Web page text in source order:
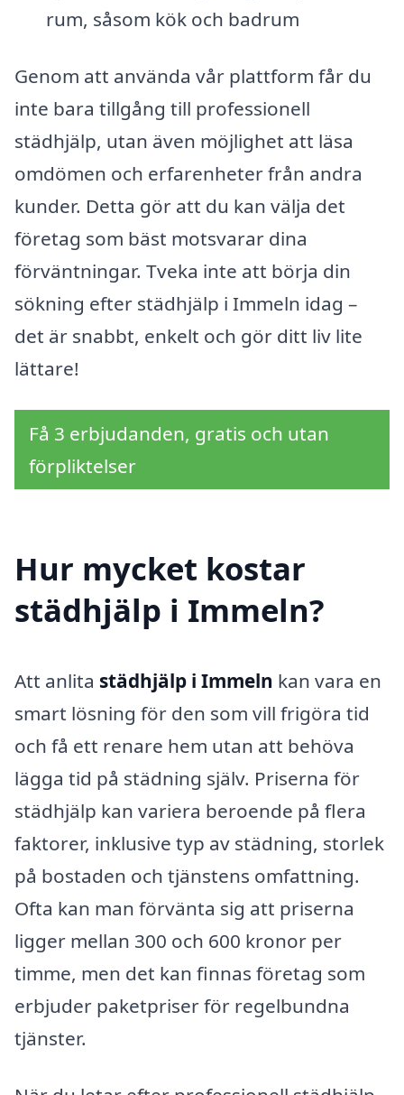
rum, såsom kök och badrum
Genom att använda vår plattform får du
inte bara tillgång till professionell
städhjälp, utan även möjlighet att läsa
omdömen och erfarenheter från andra
kunder. Detta gör att du kan välja det
företag som bäst motsvarar dina
förväntningar. Tveka inte att börja din
sökning efter städhjälp i Immeln idag –
det är snabbt, enkelt och gör ditt liv lite
lättare!
Få 3 erbjudanden, gratis och utan
förpliktelser
Hur mycket kostar
städhjälp i Immeln?
Att anlita städhjälp i Immeln kan vara en
smart lösning för den som vill frigöra tid
och få ett renare hem utan att behöva
lägga tid på städning själv. Priserna för
städhjälp kan variera beroende på flera
faktorer, inklusive typ av städning, storlek
på bostaden och tjänstens omfattning.
Ofta kan man förvänta sig att priserna
ligger mellan 300 och 600 kronor per
timme, men det kan finnas företag som
erbjuder paketpriser för regelbundna
tjänster.